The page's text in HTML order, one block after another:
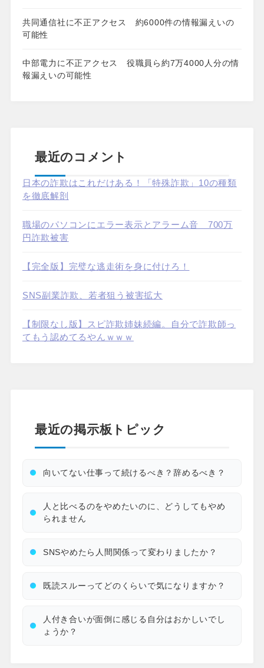
共同通信社に不正アクセス 約6000件の情報漏えいの
可能性
中部電力に不正アクセス 役職員ら約7万4000人分の情
報漏えいの可能性
最近のコメント
日本の詐欺はこれだけある！「特殊詐欺」10の種類
を徹底解剖
職場のパソコンにエラー表示とアラーム音 700万
円詐欺被害
【完全版】完璧な逃走術を身に付けろ！
SNS副業詐欺、若者狙う被害拡大
【制限なし版】スピ詐欺姉妹続編。自分で詐欺師っ
てもう認めてるやんｗｗｗ
最近の掲示板トピック
向いてない仕事って続けるべき？辞めるべき？
人と比べるのをやめたいのに、どうしてもやめ
られません
SNSやめたら人間関係って変わりましたか？
既読スルーってどのくらいで気になりますか？
人付き合いが面倒に感じる自分はおかしいでし
ょうか？